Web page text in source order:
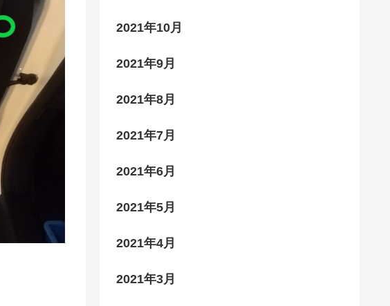
2021年10月
2021年9月
2021年8月
2021年7月
2021年6月
2021年5月
2021年4月
2021年3月